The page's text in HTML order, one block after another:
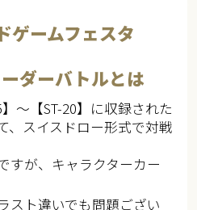
ゲームフェスタ
ダーバトルとは
～【ST-20】に収録された
、スイスドロー形式で対戦
すが、キャラクターカー
スト違いでも問題ござい